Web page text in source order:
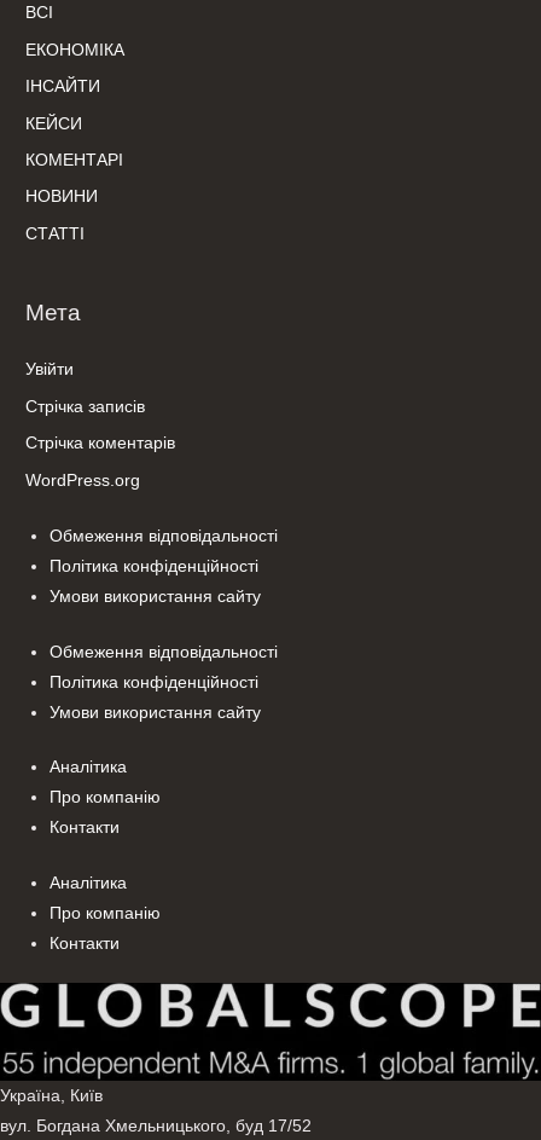
ВСІ
ЕКОНОМІКА
ІНСАЙТИ
КЕЙСИ
КОМЕНТАРІ
НОВИНИ
СТАТТІ
Мета
Увійти
Стрічка записів
Стрічка коментарів
WordPress.org
Обмеження відповідальності
Політика конфіденційності
Умови використання сайту
Обмеження відповідальності
Політика конфіденційності
Умови використання сайту
Аналітика
Про компанію
Контакти
Аналітика
Про компанію
Контакти
Україна, Київ
вул. Богдана Хмельницького, буд 17/52